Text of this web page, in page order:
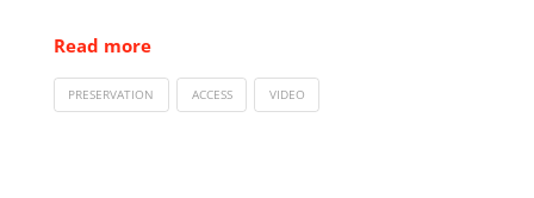
Read more
PRESERVATION ACCESS VIDEO